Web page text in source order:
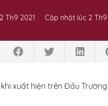
2 Th9 2021 Cập nhật lúc 2 Th9
xuất hiện trên Đấu